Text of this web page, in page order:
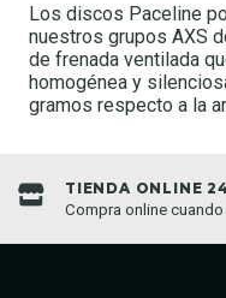
Los discos Paceline
nuestros grupos AXS
de frenada ventilada
homogénea y
gramos respecto a la
TIENDA ONLINE
Compra online